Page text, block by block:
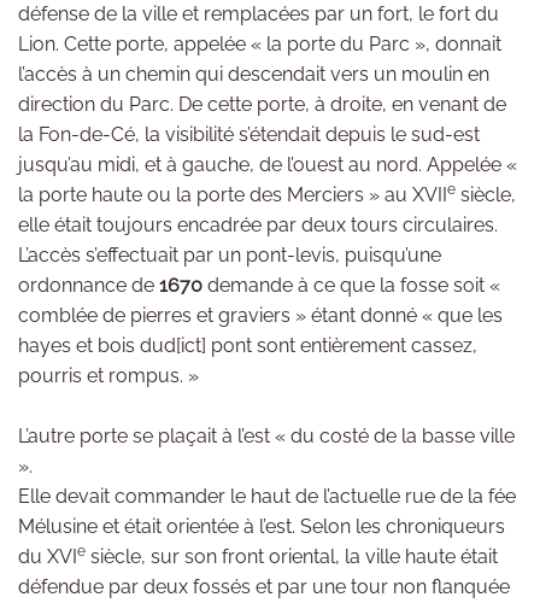
défense de la ville et remplacées par un fort, le fort du
Lion. Cette porte, appelée « la porte du Parc », donnait
l’accès à un chemin qui descendait vers un moulin en
direction du Parc. De cette porte, à droite, en venant de
la Fon-de-Cé, la visibilité s’étendait depuis le sud-est
jusqu’au midi, et à gauche, de l’ouest au nord. Appelée «
la porte haute ou la porte des Merciers » au XVIIe siècle,
elle était toujours encadrée par deux tours circulaires.
L’accès s’effectuait par un pont-levis, puisqu’une
ordonnance de 1670 demande à ce que la fosse soit «
comblée de pierres et graviers » étant donné « que les
hayes et bois dud[ict] pont sont entièrement cassez,
pourris et rompus. »
L’autre porte se plaçait à l’est « du costé de la basse ville
».
Elle devait commander le haut de l’actuelle rue de la fée
Mélusine et était orientée à l’est. Selon les chroniqueurs
du XVIe siècle, sur son front oriental, la ville haute était
défendue par deux fossés et par une tour non flanquée